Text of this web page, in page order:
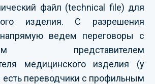
файл (technical file) для
изделия. С разрешения
напрямую ведем переговоры с
представителем
медицинского изделия (у
есть переводчики с профильным